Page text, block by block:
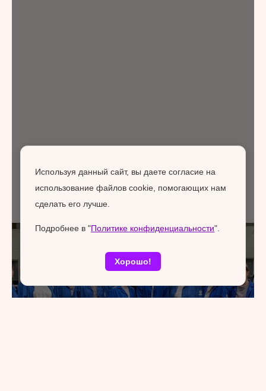
Используя данный сайт, вы даете согласие на
использование файлов cookie, помогающих нам
сделать его лучше.
Подробнее в "Политике конфиденциальности".
Хорошо!